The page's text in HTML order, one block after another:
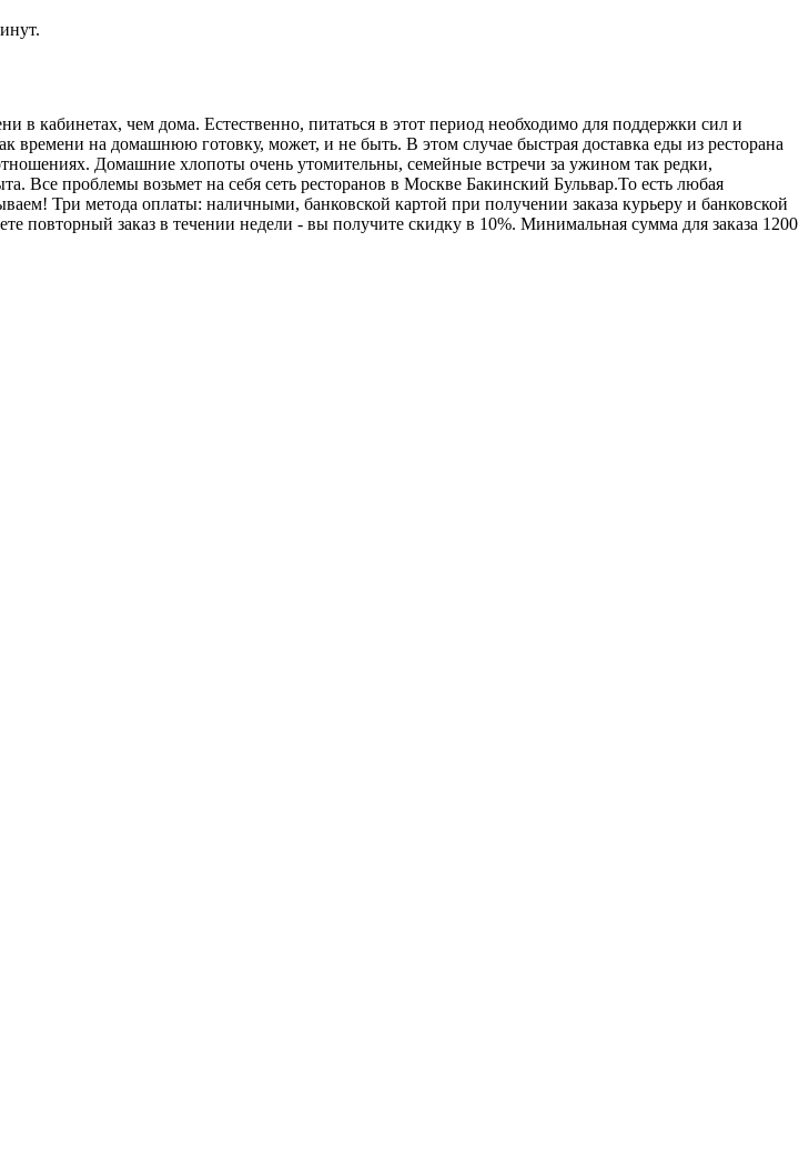
кабинетах, чем дома. Естественно, питаться в этот период необходимо для поддержки сил и
времени на домашнюю готовку, может, и не быть. В этом случае быстрая доставка еды из ресторана
Домашние хлопоты очень утомительны, семейные встречи за ужином так редки,
Все проблемы возьмет на себя сеть ресторанов в Москве Бакинский Бульвар.То есть любая
Три метода оплаты: наличными, банковской картой при получении заказа курьеру и банковской
повторный заказ в течении недели - вы получите скидку в 10%. Минимальная сумма для заказа 1200